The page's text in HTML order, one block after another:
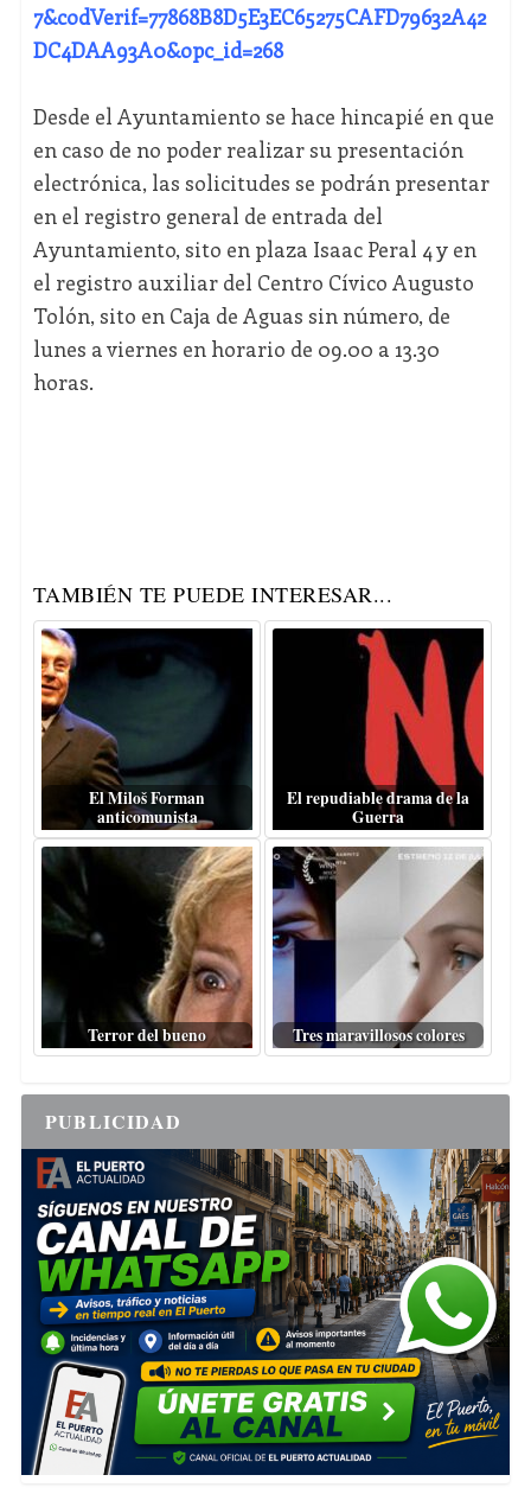
7&codVerif=77868B8D5E3EC65275CAFD79632A42
DC4DAA93A0&opc_id=268
Desde el Ayuntamiento se hace hincapié en que
en caso de no poder realizar su presentación
electrónica, las solicitudes se podrán presentar
en el registro general de entrada del
Ayuntamiento, sito en plaza Isaac Peral 4 y en
el registro auxiliar del Centro Cívico Augusto
Tolón, sito en Caja de Aguas sin número, de
lunes a viernes en horario de 09.00 a 13.30
horas.
TAMBIÉN TE PUEDE INTERESAR...
El Miloš Forman
anticomunista
El repudiable drama de la
Guerra
Terror del bueno Tres maravillosos colores
PUBLICIDAD